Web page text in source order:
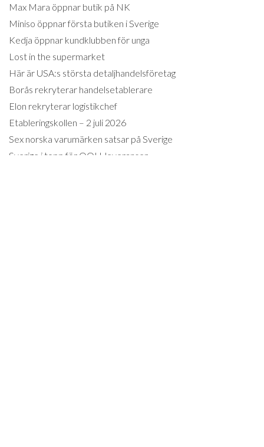
Max Mara öppnar butik på NK
Miniso öppnar första butiken i Sverige
Kedja öppnar kundklubben för unga
Lost in the supermarket
Här är USA:s största detaljhandelsföretag
Borås rekryterar handelsetablerare
Elon rekryterar logistikchef
Etableringskollen – 2 juli 2026
Sex norska varumärken satsar på Sverige
Sverige i topp för OOH-leveranser